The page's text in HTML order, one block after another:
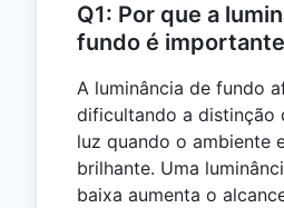
Q1: Por que a
fundo é
A luminância de fundo
dificultando a distinção
luz quando o ambiente
brilhante. Uma
baixa aumenta o